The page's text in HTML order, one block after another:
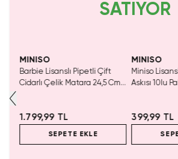
SATIYOR
MINISO
Barbie Lisanslı Pipetli Çift
Cidarlı Çelik Matara 24,5 Cm
1.799,99 TL
SEPETE EKLE
MINISO
Miniso
Askısı 10lu
399,99 TL